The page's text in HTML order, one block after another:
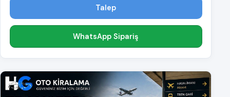
Talep
WhatsApp Sipariş